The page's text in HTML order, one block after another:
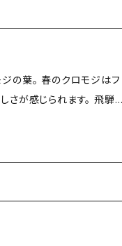
モジはフ
じられます。 飛騨の